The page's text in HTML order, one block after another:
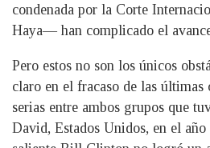
condenada por la Corte
Haya— han complicado el
Pero estos no son los únicos
claro en el fracaso de las últimas
serias entre ambos grupos que
David, Estados Unidos, en el año